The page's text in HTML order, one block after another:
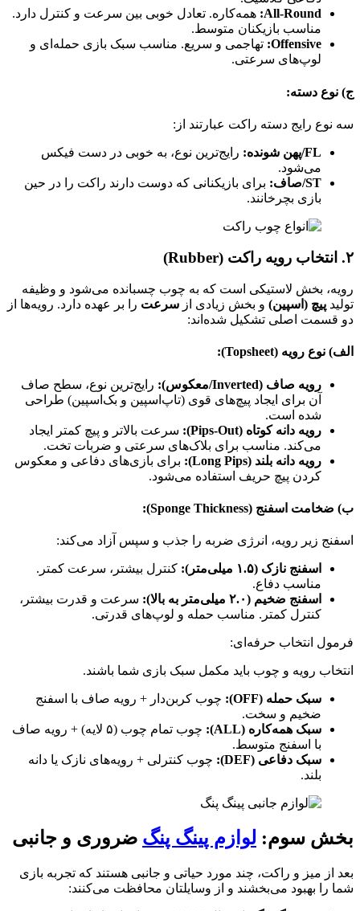
All-Round: همه‌کاره. تعادل خوبی بین سرعت و کنترل دارد.
مناسب بازیکنان متوسط.
Offensive: تهاجمی و سریع. مناسب سبک بازی حمله‌ای و
لوپ‌های سرعتی.
ج) نوع دسته:
سه نوع رایج دسته راکت عبارتند از:
FL/پهن شونده:
رایج‌ترین نوع، به خوبی در دست فیکس
می‌شود.
ST/صاف:
برای بازیکنانی که دوست دارند راکت را در حین
بازی بچرخانند.
۲. انتخاب رویه راکت (Rubber)
رویه، بخش لاستیکی است که به چوب چسبانده می‌شود و وظیفه
تولید پیچ (اسپین) و بخش زیادی از سرعت را بر عهده دارد. رویه‌ها از
دو قسمت اصلی تشکیل شده‌اند:
الف) نوع رویه (Topsheet):
رویه صاف (Inverted/معکوس):
رایج‌ترین نوع، سطح صاف
آن برای ایجاد پیچ‌های قوی (تاپ‌اسپین و بک‌اسپین) طراحی
شده است.
رویه دانه کوتاه (Pips-Out):
سرعت بالاتر و پیچ کمتر ایجاد
می‌کند. مناسب برای بلاک‌های سرعتی و ضربات تخت.
رویه دانه بلند (Long Pips):
برای بازی‌های دفاعی و معکوس
کردن پیچ حریف استفاده می‌شود.
ب) ضخامت اسفنج (Sponge Thickness):
اسفنج زیر رویه، انرژی ضربه را جذب و سپس آزاد می‌کند:
اسفنج نازک (۱.۵ میلی‌متر):
کنترل بیشتر، سرعت کمتر.
مناسب دفاع.
اسفنج ضخیم (۲.۰ میلی‌متر به بالا):
سرعت و قدرت بیشتر،
کنترل کمتر. مناسب حمله و لوپ‌های قدرتی.
فرمول انتخاب حرفه‌ای:
انتخاب رویه و چوب باید مکمل سبک بازی شما باشند.
سبک حمله (OFF):
چوب کربن‌دار + رویه صاف با اسفنج
ضخیم و سخت.
سبک همه‌کاره (ALL):
چوب تمام چوب (۵ لایه) + رویه صاف
با اسفنج متوسط.
سبک دفاعی (DEF):
چوب کنترلی + رویه‌های نازک یا دانه
بلند.
بخش سوم: لوازم پینگ پنگ ضروری و جانبی
بعد از میز و راکت، چند مورد حیاتی و جانبی هستند که تجربه بازی
شما را بهبود می‌بخشند و از وسایلتان محافظت می‌کنند: